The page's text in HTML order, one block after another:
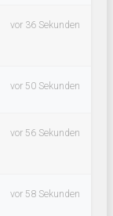
vor 36 Sekunden
vor 50 Sekunden
vor 56 Sekunden
vor 58 Sekunden